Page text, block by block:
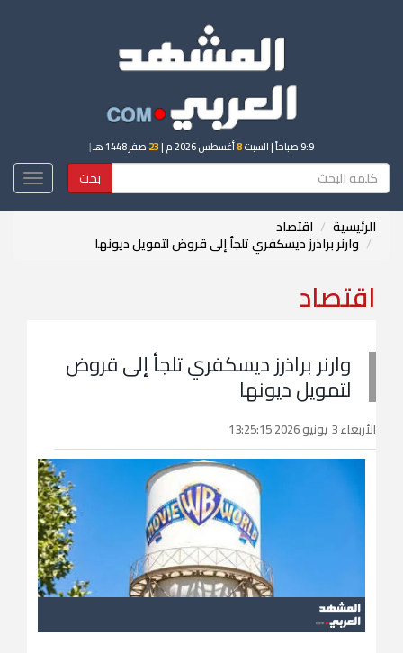
9:9 صباحاً | السبت8أغسطس 2026 م | 23 صفر 1448 هـ |
بحث
الرئيسية اقتصاد
وارنر براذرز ديسكفري تلجأ إلى قروض لتمويل ديونها
اقتصاد
وارنر براذرز ديسكفري تلجأ إلى قروض
لتمويل ديونها
الأربعاء 3 يونيو 2026 13:25:15